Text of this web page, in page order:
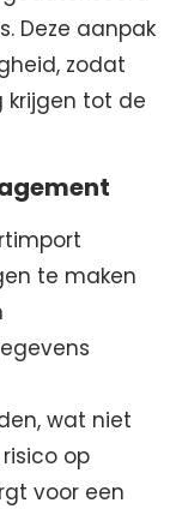
Deze aanpak
zodat
krijgen tot de
te maken
wat niet
op
voor een